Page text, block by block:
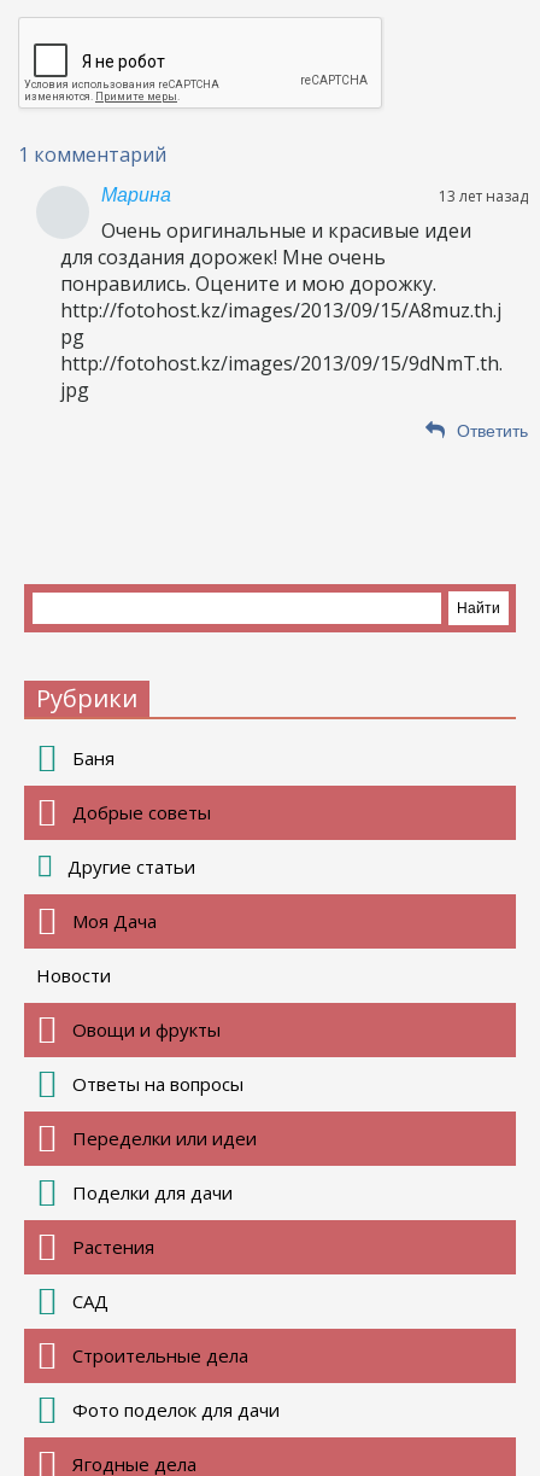
1 комментарий
Марина 13 лет назад
Очень оригинальные и красивые идеи
для создания дорожек! Мне очень
понравились. Оцените и мою дорожку.
http://fotohost.kz/images/2013/09/15/A8muz.th.j
pg
http://fotohost.kz/images/2013/09/15/9dNmT.th.
jpg
Ответить
Рубрики
Баня
Добрые советы
Другие статьи
Моя Дача
Новости
Овощи и фрукты
Ответы на вопросы
Переделки или идеи
Поделки для дачи
Растения
САД
Строительные дела
Фото поделок для дачи
Ягодные дела